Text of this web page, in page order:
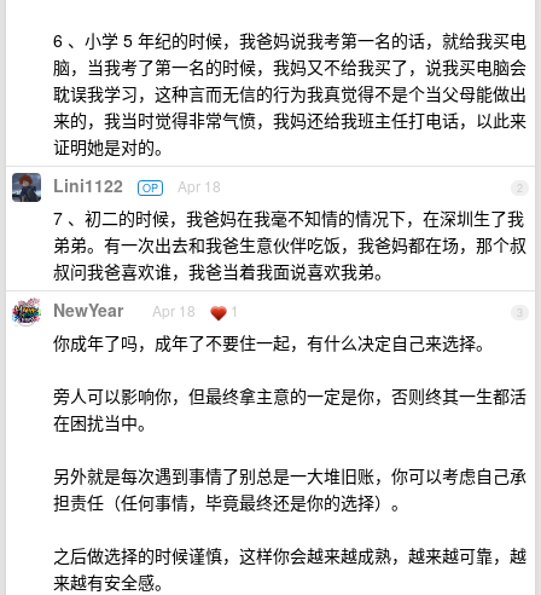
6 、小学 5 年纪的时候，我爸妈说我考第一名的话，就给我买电
脑，当我考了第一名的时候，我妈又不给我买了，说我买电脑会
耽误我学习，这种言而无信的行为我真觉得不是个当父母能做出
来的，我当时觉得非常气愤，我妈还给我班主任打电话，以此来
证明她是对的。
2
Lini1122 OP Apr 18
7 、初二的时候，我爸妈在我毫不知情的情况下，在深圳生了我
弟弟。有一次出去和我爸生意伙伴吃饭，我爸妈都在场，那个叔
叔问我爸喜欢谁，我爸当着我面说喜欢我弟。
3
NewYear Apr 18 1
你成年了吗，成年了不要住一起，有什么决定自己来选择。
旁人可以影响你，但最终拿主意的一定是你，否则终其一生都活
在困扰当中。
另外就是每次遇到事情了别总是一大堆旧账，你可以考虑自己承
担责任（任何事情，毕竟最终还是你的选择）。
之后做选择的时候谨慎，这样你会越来越成熟，越来越可靠，越
来越有安全感。